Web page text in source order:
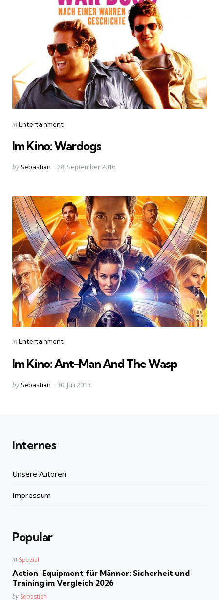
Categories
Posted
inEntertainment
Im Kino: Wardogs
Posted
by Sebastian 28. September 2016
Categories
Posted
inEntertainment
Im Kino: Ant-Man And The Wasp
Posted
by Sebastian 30. Juli 2018
Internes
Unsere Autoren
Impressum
Popular
Posted
in Spezial
Action-Equipment für Männer: Sicherheit und
Training im Vergleich 2026
Posted
by Sebastian